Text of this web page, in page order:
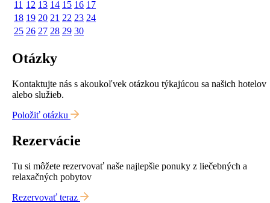
11 12 13 14 15 16 17
18 19 20 21 22 23 24
25 26 27 28 29 30
Otázky
Kontaktujte nás s akoukoľvek otázkou týkajúcou sa našich hotelov
alebo služieb.
Položiť otázku
Rezervácie
Tu si môžete rezervovať naše najlepšie ponuky z liečebných a
relaxačných pobytov
Rezervovať teraz